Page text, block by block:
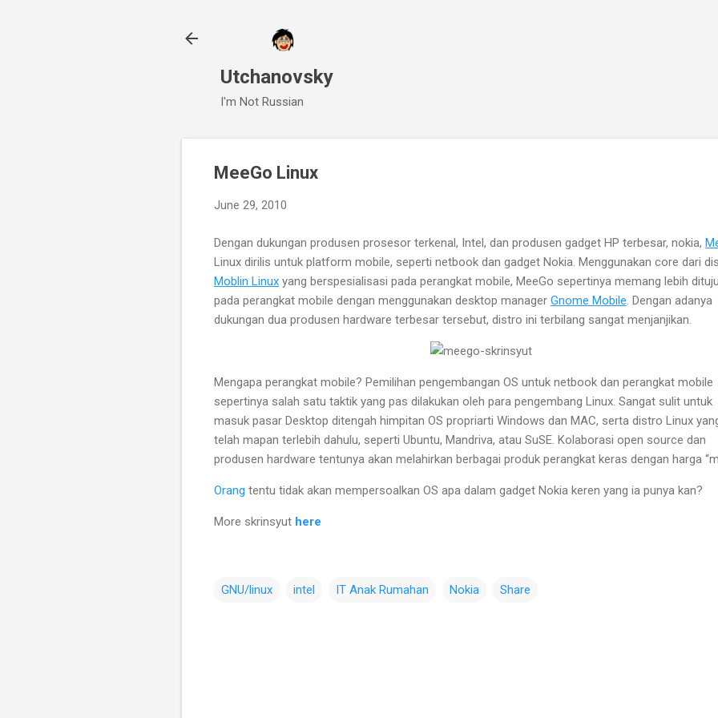
Utchanovsky
I'm Not Russian
MeeGo Linux
June 29, 2010
Dengan dukungan produsen prosesor terkenal, Intel, dan produsen gadget HP terbesar, nokia,
Linux dirilis untuk platform mobile, seperti netbook dan gadget Nokia. Menggunakan core dari
Moblin Linux yang berspesialisasi pada perangkat mobile, MeeGo sepertinya memang lebih
pada perangkat mobile dengan menggunakan desktop manager Gnome Mobile . Dengan adanya
dukungan dua produsen hardware terbesar tersebut, distro ini terbilang sangat menjanjikan.
Mengapa perangkat mobile? Pemilihan pengembangan OS untuk netbook dan perangkat mobile
sepertinya salah satu taktik yang pas dilakukan oleh para pengembang Linux. Sangat sulit untuk
masuk pasar Desktop ditengah himpitan OS propriarti Windows dan MAC, serta distro Linux
telah mapan terlebih dahulu, seperti Ubuntu, Mandriva, atau SuSE. Kolaborasi open source dan
produsen hardware tentunya akan melahirkan berbagai produk perangkat keras dengan harga
Orang tentu tidak akan mempersoalkan OS apa dalam gadget Nokia keren yang ia punya kan?
More skrinsyut here
GNU/linux intel IT Anak Rumahan Nokia Share